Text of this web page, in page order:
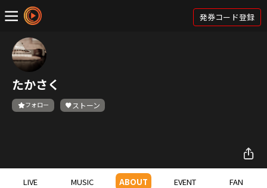
発券コード登録
たかさく
フォロー ストーン
LIVE MUSIC ABOUT EVENT FAN